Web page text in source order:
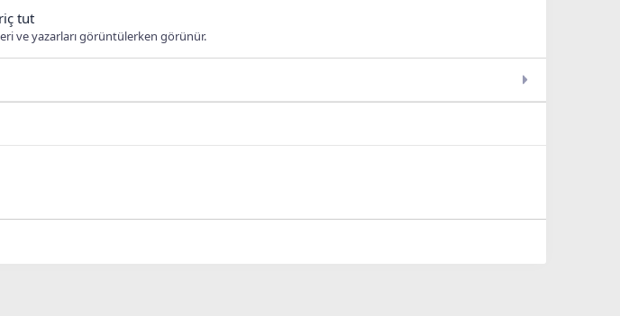
tut
ve yazarları görüntülerken görünür.